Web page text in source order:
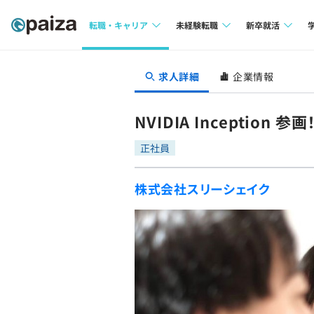
転職・キャリア
転職成功ガイド
転職エージェント
未経験転職
求人検索
転職成功ガイド
新卒就活
本選考
インターン
イベント・セ
インタビュー
就活成功ガイド
求人詳細 企業情報
NVIDIA Inception 参画！
正社員
株式会社スリーシェイク